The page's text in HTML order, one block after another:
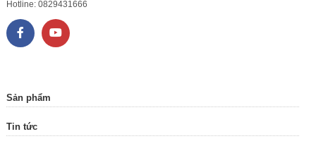
Hotline: 0829431666
Sản phẩm
Tin tức